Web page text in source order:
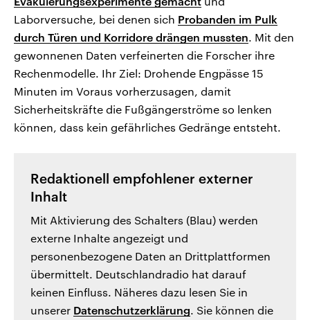
Laborversuche, bei denen sich Probanden im Pulk
durch Türen und Korridore drängen mussten. Mit den
gewonnenen Daten verfeinerten die Forscher ihre
Rechenmodelle. Ihr Ziel: Drohende Engpässe 15
Minuten im Voraus vorherzusagen, damit
Sicherheitskräfte die Fußgängerströme so lenken
können, dass kein gefährliches Gedränge entsteht.
Redaktionell empfohlener externer
Inhalt
Mit Aktivierung des Schalters (Blau) werden
externe Inhalte angezeigt und
personenbezogene Daten an Drittplattformen
übermittelt. Deutschlandradio hat darauf
keinen Einfluss. Näheres dazu lesen Sie in
unserer Datenschutzerklärung. Sie können die